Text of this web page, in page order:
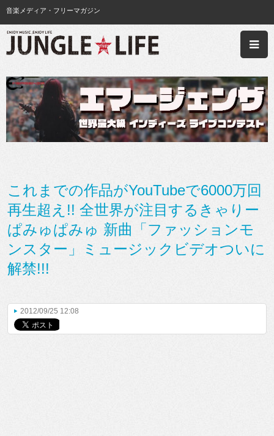
音楽メディア・フリーマガジン
これまでの作品がYouTubeで6000万回
再生超え!! 全世界が注目するきゃりー
ぱみゅぱみゅ 新曲「ファッションモ
ンスター」ミュージックビデオついに
解禁!!!
2012/09/25 12:08